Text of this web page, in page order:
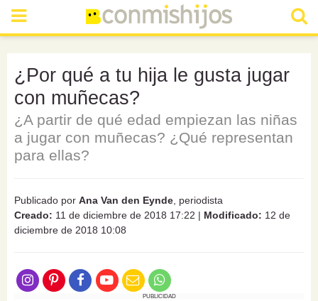
¿Por qué a tu hija le gusta jugar
con muñecas?
¿A partir de qué edad empiezan las niñas
a jugar con muñecas? ¿Qué representan
para ellas?
Publicado por Ana Van den Eynde , periodista
Creado: 11 de diciembre de 2018 17:22 | Modificado: 12 de
diciembre de 2018 10:08
PUBLICIDAD